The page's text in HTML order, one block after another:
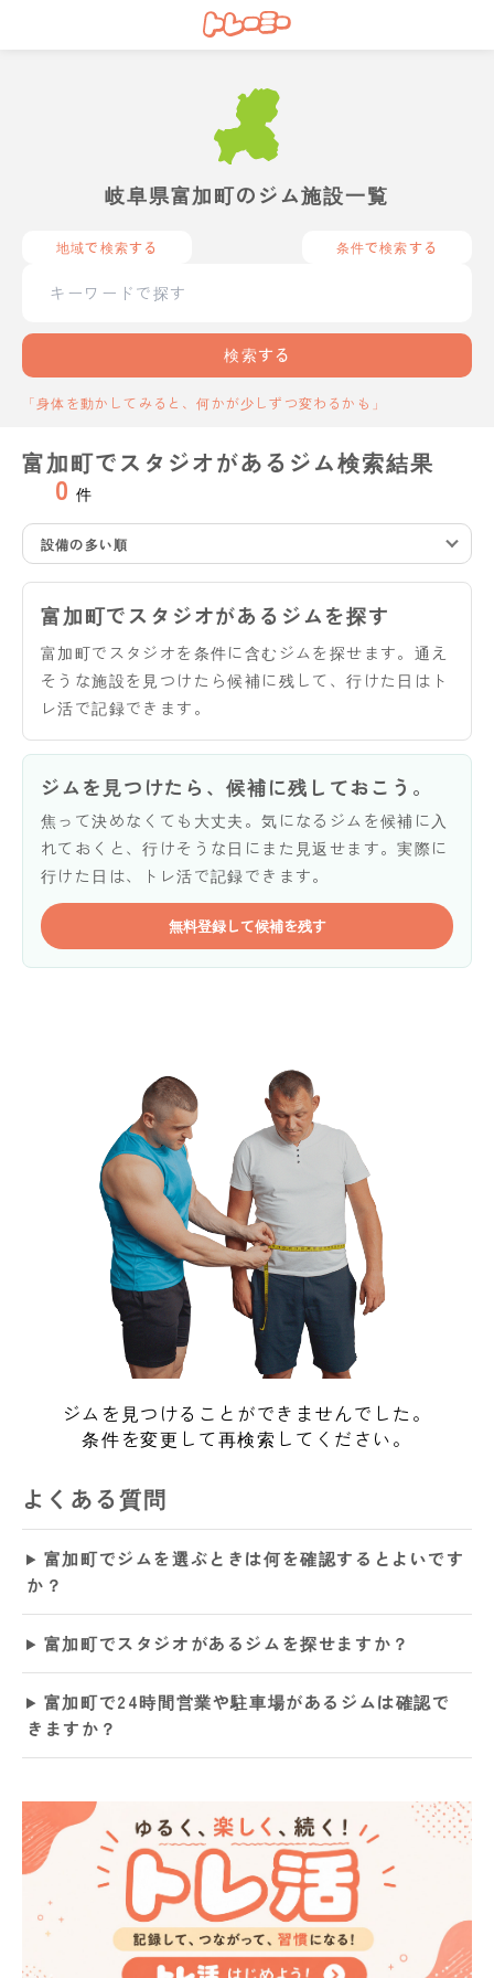
岐阜県富加町のジム施設一覧
地域で検索する 条件で検索する
検索する
「身体を動かしてみると、何かが少しずつ変わるかも」
富加町でスタジオがあるジム検索結果
0 件
設備の多い順
富加町でスタジオがあるジムを探す
富加町でスタジオを条件に含むジムを探せます。通え
そうな施設を見つけたら候補に残して、行けた日はト
レ活で記録できます。
ジムを見つけたら、候補に残しておこう。
焦って決めなくても大丈夫。気になるジムを候補に入
れておくと、行けそうな日にまた見返せます。実際に
行けた日は、トレ活で記録できます。
無料登録して候補を残す
ジムを見つけることができませんでした。
条件を変更して再検索してください。
よくある質問
富加町でジムを選ぶときは何を確認するとよいです
か？
富加町でスタジオがあるジムを探せますか？
富加町で24時間営業や駐車場があるジムは確認で
きますか？